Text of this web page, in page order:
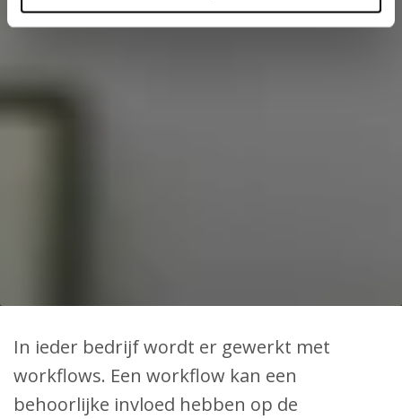
In ieder bedrijf wordt er gewerkt met
workflows. Een workflow kan een
behoorlijke invloed hebben op de